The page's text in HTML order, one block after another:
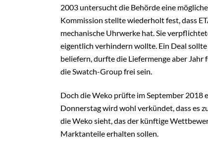
2003 untersucht die Behörde eine
Kommission stellte wiederholt fest, dass
mechanische Uhrwerke hat. Sie
eigentlich verhindern wollte. Ein Deal
beliefern, durfte die Liefermenge aber
die Swatch-Group frei sein.
Doch die Weko prüfte im September 2018
Donnerstag wird wohl verkündet, dass es
die Weko sieht, das der künftige
Marktanteile erhalten sollen.